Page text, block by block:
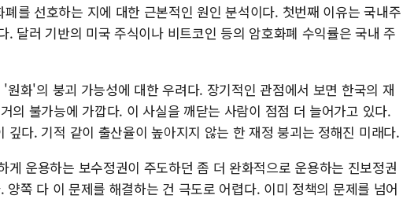
를 선호하는 지에 대한 근본적인 원인 분석이다. 첫번째 이유는 국내주
. 달러 기반의 미국 주식이나 비트코인 등의 암호화폐 수익률은 국내 주
화'의 붕괴 가능성에 대한 우려다. 장기적인 관점에서 보면 한국의 재
의 불가능에 가깝다. 이 사실을 깨닫는 사람이 점점 더 늘어가고 있다.
깊다. 기적 같이 출산율이 높아지지 않는 한 재정 붕괴는 정해진 미래다.
게 운용하는 보수정권이 주도하던 좀 더 완화적으로 운용하는 진보정권
쪽 다 이 문제를 해결하는 건 극도로 어렵다. 이미 정책의 문제를 넘어